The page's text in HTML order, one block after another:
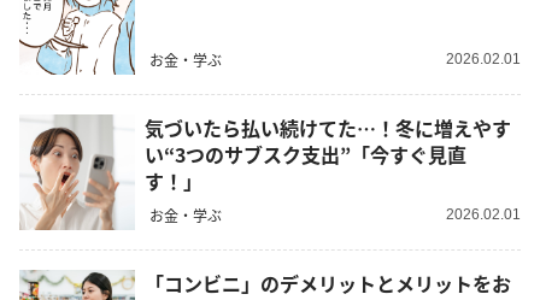
お金・学ぶ 2026.02.01
気づいたら払い続けてた…！冬に増えやす
い“3つのサブスク支出”「今すぐ見直
す！」
お金・学ぶ 2026.02.01
「コンビニ」のデメリットとメリットをお